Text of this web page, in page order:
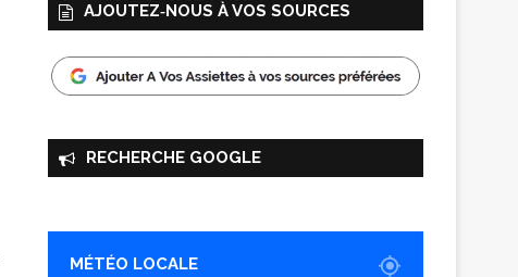
AJOUTEZ‑NOUS À VOS SOURCES
RECHERCHE GOOGLE
MÉTÉO LOCALE